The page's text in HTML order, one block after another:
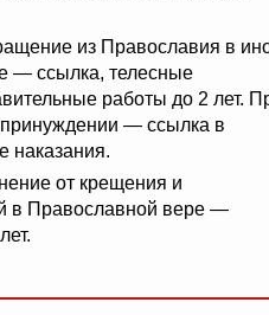
из Православия в
— ссылка, телесные
работы до 2 лет.
— ссылка в
наказания.
от крещения и
в Православной вере —